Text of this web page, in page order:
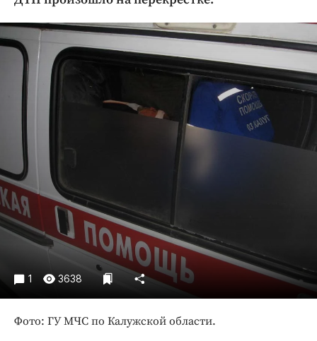
Криминал
Культура
Недвижимость и ЖКХ
Образование
Общество
Погода
Спорт
Экономика и бизнес
ПРОЕКТЫ
Блоги
Издания
Медиаперсона
Интересное чтиво
1 3638
Фото: ГУ МЧС по Калужской области.